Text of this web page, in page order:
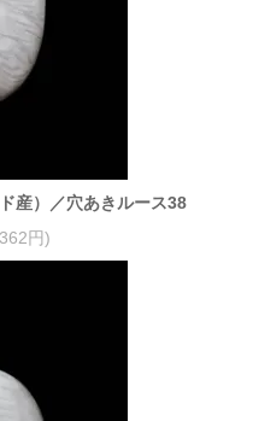
産）／穴あきルース38
円)